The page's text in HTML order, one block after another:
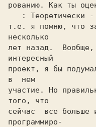
рованию. Как ты
: Теоретически
т.е. я помню, что
несколько
лет назад.
интересный
проект, я бы
в  нем
участие. Но
того, что
сейчас  все больше
программиро-